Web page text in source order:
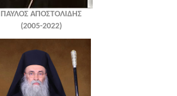
ΠΑΥΛΟΣ ΑΠΟΣΤΟΛΙΔΗΣ
(2005-2022)